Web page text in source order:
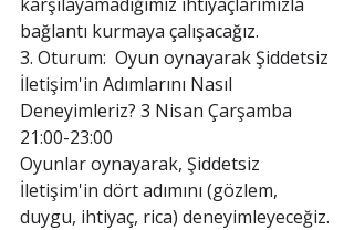
bağlantı kurmaya çalışacağız.
3. Oturum:  Oyun oynayarak Şiddetsiz
İletişim'in Adımlarını Nasıl
Deneyimleriz? 3 Nisan Çarşamba
21:00-23:00
Oyunlar oynayarak, Şiddetsiz
İletişim'in dört adımını (gözlem,
duygu, ihtiyaç, rica) deneyimleyeceğiz.